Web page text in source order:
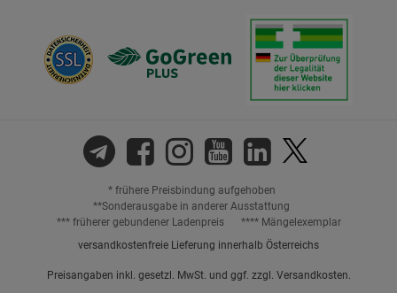
* frühere Preisbindung aufgehoben
**Sonderausgabe in anderer Ausstattung
*** früherer gebundener Ladenpreis
**** Mängelexemplar
versandkostenfreie Lieferung innerhalb Österreichs
Preisangaben inkl. gesetzl. MwSt. und ggf. zzgl. Versandkosten.